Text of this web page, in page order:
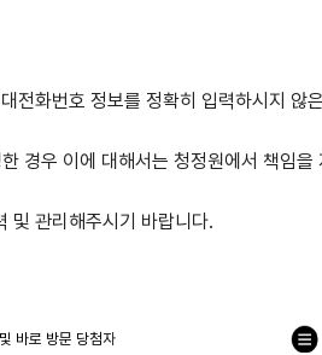
전화번호 정보를 정확히 입력하시지 않
경우 이에 대해서는 청정원에서 책임을
및 관리해주시기 바랍니다.
바로 방문 당첨자
목